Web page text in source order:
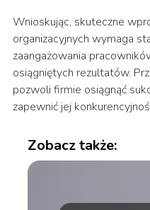
Wnioskując, skuteczne
organizacyjnych wymaga
zaangażowania
osiągniętych rezultatów.
pozwoli firmie osiągnąć
zapewnić jej
Zobacz także: